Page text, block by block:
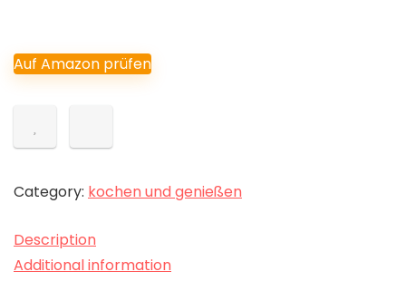
Auf Amazon prüfen
Category: kochen und genießen
Description
Additional information